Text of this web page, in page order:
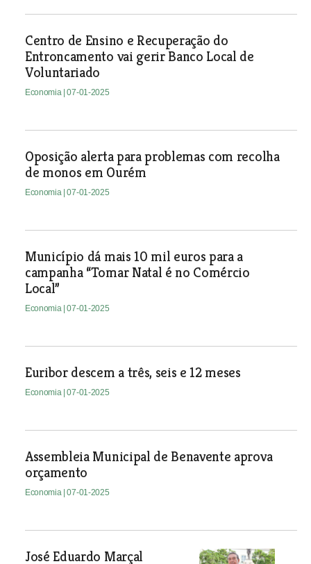
Centro de Ensino e Recuperação do
Entroncamento vai gerir Banco Local de
Voluntariado
Economia | 07-01-2025
Oposição alerta para problemas com recolha
de monos em Ourém
Economia | 07-01-2025
Município dá mais 10 mil euros para a
campanha “Tomar Natal é no Comércio
Local”
Economia | 07-01-2025
Euribor descem a três, seis e 12 meses
Economia | 07-01-2025
Assembleia Municipal de Benavente aprova
orçamento
Economia | 07-01-2025
José Eduardo Marçal